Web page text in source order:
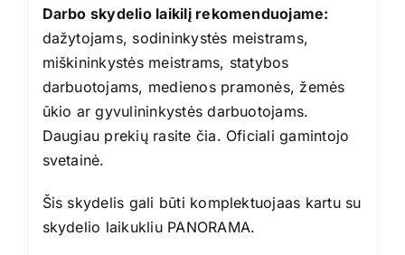
Darbo skydelio laikilį rekomenduojame:
dažytojams, sodininkystės meistrams,
miškininkystės meistrams, statybos
darbuotojams, medienos pramonės, žemės
ūkio ar gyvulininkystės darbuotojams.
Daugiau prekių rasite čia. Oficiali gamintojo
svetainė.
Šis skydelis gali būti komplektuojaas kartu su
skydelio laikukliu PANORAMA.